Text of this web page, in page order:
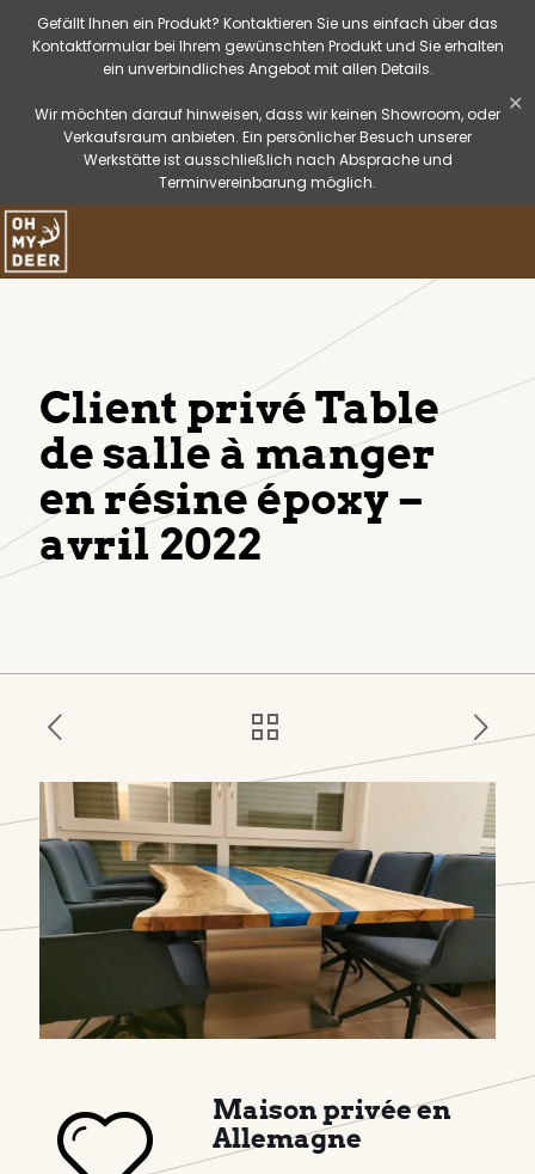
Gefällt Ihnen ein Produkt? Kontaktieren Sie uns einfach über das
Kontaktformular bei Ihrem gewünschten Produkt und Sie erhalten
ein unverbindliches Angebot mit allen Details.
Wir möchten darauf hinweisen, dass wir keinen Showroom, oder
Verkaufsraum anbieten. Ein persönlicher Besuch unserer
Werkstätte ist ausschließlich nach Absprache und
Terminvereinbarung möglich.
✕
Client privé Table
de salle à manger
en résine époxy –
avril 2022
Maison privée en
Allemagne